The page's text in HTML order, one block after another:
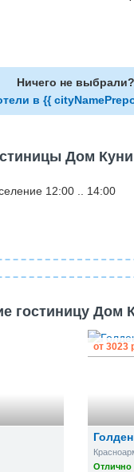
Ничего не выбрали?
в {{
Дом
12:00 .. 14:00
гостиницу Дом
Отлично
от 3023